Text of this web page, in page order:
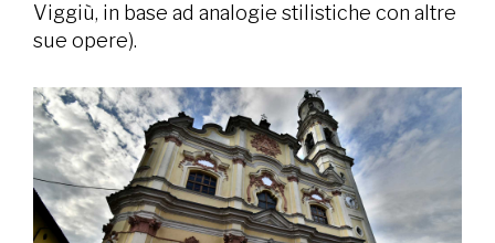
Viggiù, in base ad analogie stilistiche con altre
sue opere).